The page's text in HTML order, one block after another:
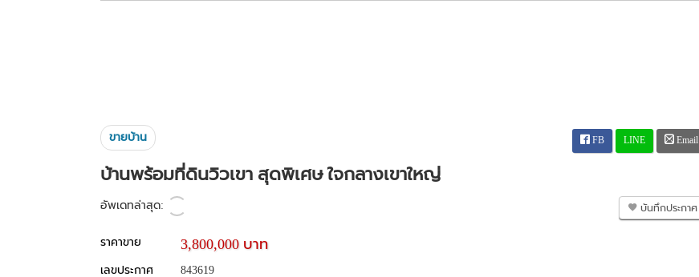
ขายบ้าน FB LINE Email
บ้านพร้อมที่ดินวิวเขา สุดพิเศษ ใจกลางเขาใหญ่
อัพเดทล่าสุด: บันทึกประกาศ
ราคาขาย 3,800,000 บาท
เลขประกาศ
843619